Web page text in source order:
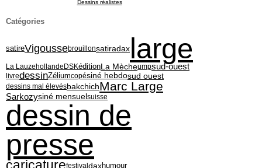
Dessins réalistes
Catégories
satireVigoussebrouillonsatiradax large
La Lauzehollande DSKéditionLa Mècheumpsud-ouest
livredessinZéliumcopésiné hebdosud ouest
dessins mal élevésbakchichMarc Large
Sarkozysiné mensuelsuisse
dessin de
presse
festival daxhumour